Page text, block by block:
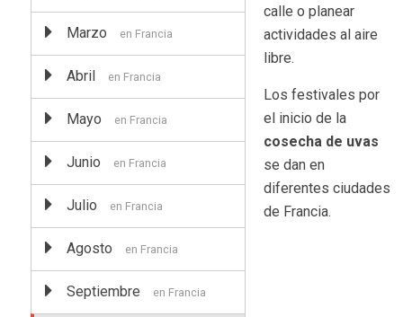
Marzo en Francia
Abril en Francia
Mayo en Francia
Junio en Francia
Julio en Francia
Agosto en Francia
Septiembre en Francia
calle o planear
actividades al aire
libre.
Los festivales por
el inicio de la
cosecha de uvas
se dan en
diferentes ciudades
de Francia.